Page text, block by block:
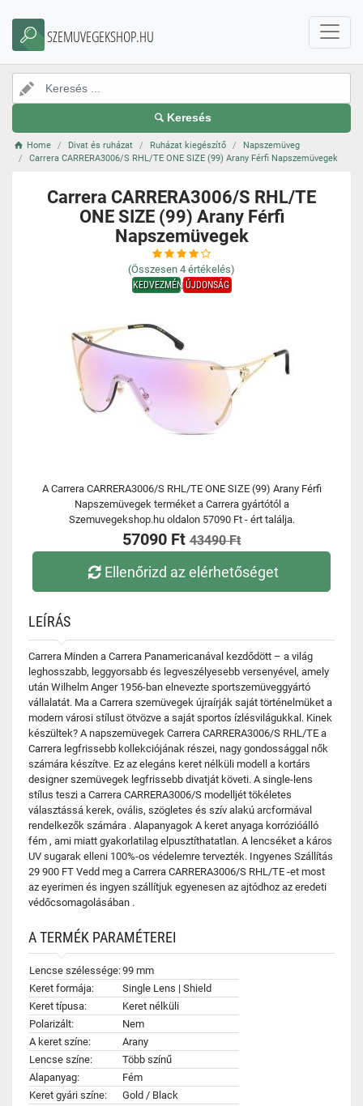
SZEMUVEGEKSHOP.HU
Keresés
Home Divat és ruházat Ruházat kiegészítő
Napszemüveg
Carrera CARRERA3006/S RHL/TE ONE SIZE (99) Arany Férfi Napszemüvegek
Carrera CARRERA3006/S RHL/TE
ONE SIZE (99) Arany Férfi
Napszemüvegek
(Összesen 4 értékelés)
KEDVEZMÉNYÚJDONSÁG
A Carrera CARRERA3006/S RHL/TE ONE SIZE (99) Arany Férfi
Napszemüvegek terméket a Carrera gyártótól a
Szemuvegekshop.hu oldalon 57090 Ft - ért találja.
57090 Ft 43490 Ft
Ellenőrizd az elérhetőséget
LEÍRÁS
Carrera Minden a Carrera Panamericanával kezdődött – a világ
leghosszabb, leggyorsabb és legveszélyesebb versenyével, amely
után Wilhelm Anger 1956-ban elnevezte sportszemüveggyártó
vállalatát. Ma a Carrera szemüvegek újraírják saját történelmüket a
modern városi stílust ötvözve a saját sportos ízlésvilágukkal. Kinek
készültek? A napszemüvegek Carrera CARRERA3006/S RHL/TE a
Carrera legfrissebb kollekciójának részei, nagy gondossággal nők
számára készítve. Ez az elegáns keret nélküli modell a kortárs
designer szemüvegek legfrissebb divatját követi. A single-lens
stílus teszi a Carrera CARRERA3006/S modelljét tökéletes
választássá kerek, ovális, szögletes és szív alakú arcformával
rendelkezők számára . Alapanyagok A keret anyaga korrózióálló
fém , ami miatt gyakorlatilag elpusztíthatatlan. A lencséket a káros
UV sugarak elleni 100%-os védelemre tervezték. Ingyenes Szállítás
29 900 FT Vedd meg a Carrera CARRERA3006/S RHL/TE -et most
az eyerimen és ingyen szállítjuk egyenesen az ajtódhoz az eredeti
védőcsomagolásában .
A TERMÉK PARAMÉTEREI
Lencse szélessége:99 mm
Keret formája:
Single Lens | Shield
Keret típusa:
Keret nélküli
Polarizált:
Nem
A keret színe:
Arany
Lencse színe:
Több színű
Alapanyag:
Fém
Keret gyári színe:
Gold / Black